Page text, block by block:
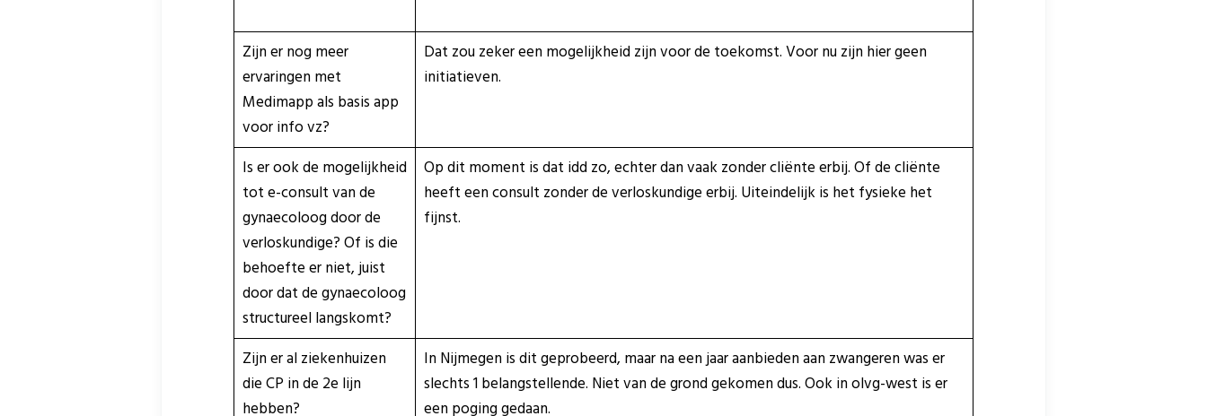
Zijn er nog meer
ervaringen met
Medimapp als basis app
voor info vz?
Dat zou zeker een mogelijkheid zijn voor de toekomst. Voor nu zijn hier geen
initiatieven.
Is er ook de mogelijkheid
tot e-consult van de
gynaecoloog door de
verloskundige? Of is die
behoefte er niet, juist
door dat de gynaecoloog
structureel langskomt?
Op dit moment is dat idd zo, echter dan vaak zonder cliënte erbij. Of de cliënte
heeft een consult zonder de verloskundige erbij. Uiteindelijk is het fysieke het
fijnst.
Zijn er al ziekenhuizen
die CP in de 2e lijn
hebben?
In Nijmegen is dit geprobeerd, maar na een jaar aanbieden aan zwangeren was er
slechts 1 belangstellende. Niet van de grond gekomen dus. Ook in olvg-west is er
een poging gedaan.